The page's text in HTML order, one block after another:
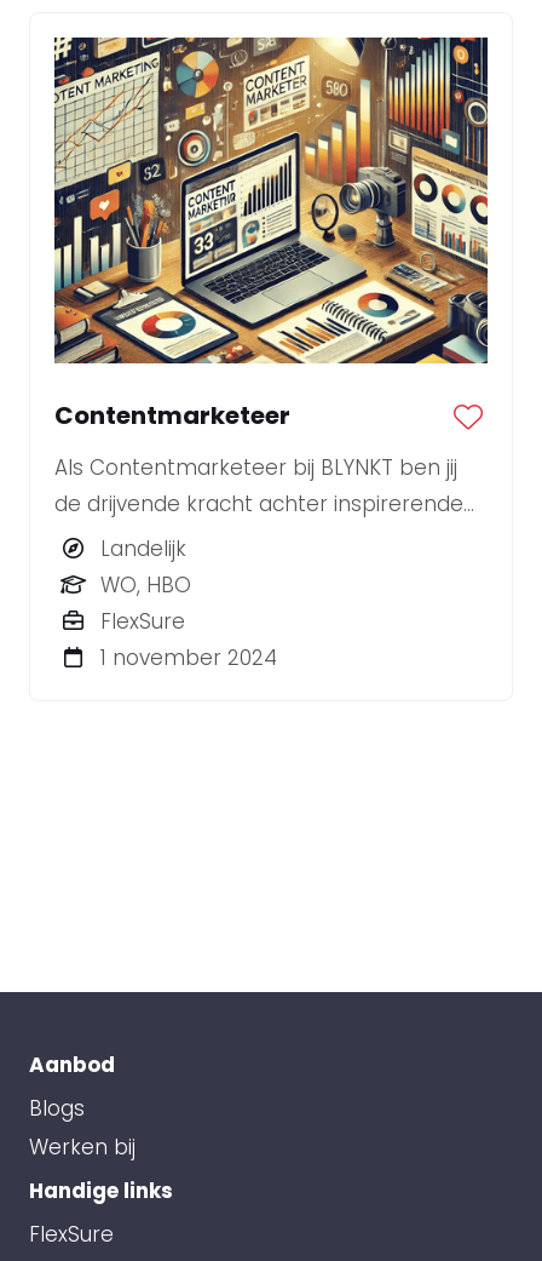
Contentmarketeer
Als Contentmarketeer bij BLYNKT ben jij
de drijvende kracht achter inspirerende
en resultaatgerichte contentstrategieën
voor diverse klanten.
Landelijk
WO, HBO
FlexSure
1 november 2024
Aanbod
Blogs
Werken bij
Handige links
FlexSure